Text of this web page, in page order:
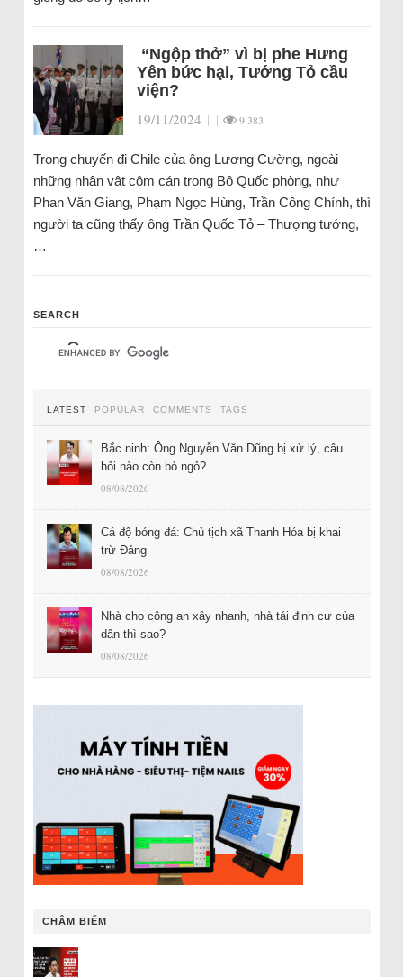
“Ngộp thở” vì bị phe Hưng
Yên bức hại, Tướng Tỏ cầu
viện?
19/11/2024 | | 9.383
Trong chuyến đi Chile của ông Lương Cường, ngoài
những nhân vật cộm cán trong Bộ Quốc phòng, như
Phan Văn Giang, Phạm Ngọc Hùng, Trần Công Chính, thì
người ta cũng thấy ông Trần Quốc Tỏ – Thượng tướng,
…
SEARCH
LATEST POPULAR COMMENTS TAGS
Bắc ninh: Ông Nguyễn Văn Dũng bị xử lý, câu
hỏi nào còn bỏ ngỏ?
08/08/2026
Cá độ bóng đá: Chủ tịch xã Thanh Hóa bị khai
trừ Đảng
08/08/2026
Nhà cho công an xây nhanh, nhà tái định cư của
dân thì sao?
08/08/2026
CHÂM BIẾM